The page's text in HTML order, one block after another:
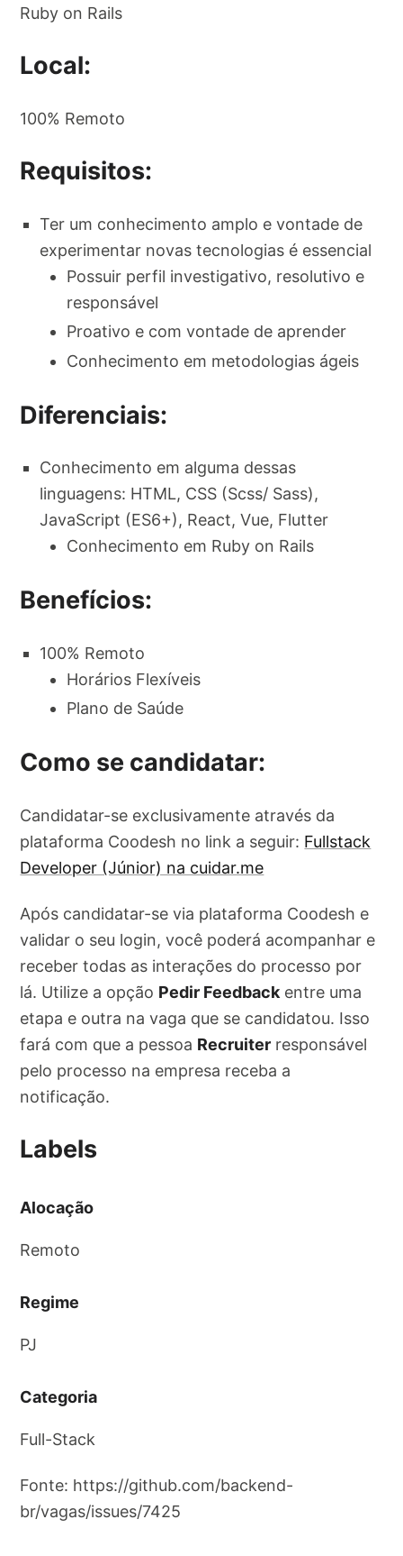
Ruby on Rails
Local:
100% Remoto
Requisitos:
Ter um conhecimento amplo e vontade de
experimentar novas tecnologias é essencial
Possuir perfil investigativo, resolutivo e
responsável
Proativo e com vontade de aprender
Conhecimento em metodologias ágeis
Diferenciais:
Conhecimento em alguma dessas
linguagens: HTML, CSS (Scss/ Sass),
JavaScript (ES6+), React, Vue, Flutter
Conhecimento em Ruby on Rails
Benefícios:
100% Remoto
Horários Flexíveis
Plano de Saúde
Como se candidatar:
Candidatar-se exclusivamente através da
plataforma Coodesh no link a seguir: Fullstack
Developer (Júnior) na cuidar.me
Após candidatar-se via plataforma Coodesh e
validar o seu login, você poderá acompanhar e
receber todas as interações do processo por
lá. Utilize a opção Pedir Feedback entre uma
etapa e outra na vaga que se candidatou. Isso
fará com que a pessoa Recruiter responsável
pelo processo na empresa receba a
notificação.
Labels
Alocação
Remoto
Regime
PJ
Categoria
Full-Stack
Fonte: https://github.com/backend-
br/vagas/issues/7425